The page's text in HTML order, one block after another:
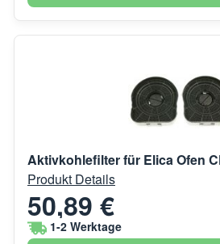
Aktivkohlefilter für Elica Ofen
Produkt Details
50,89 €
1-2 Werktage